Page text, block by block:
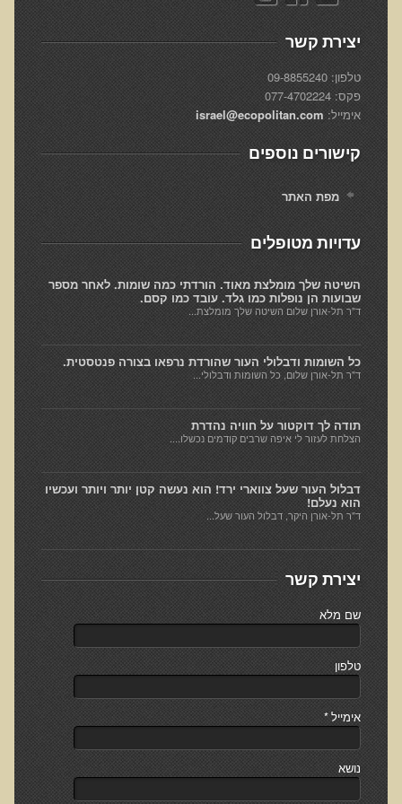
חקר יוחסין חוצה דורות MTTG
דיטוקסיפיקציה של הנפש EMDR
EMDR BSP MTTG
הארגון הישראלי לרפואת שיניים פונקציונאלית
תסמונת הנוירון הוקסי
מחקרים וספרות מדעית
רפואת שיניים ללא כספית ואמלגם
גולשים ממליצים
צור קשר
הסמכה
סדנאות מעמיקות להסמכה
טיהור רעלים
שאלות ותשובות מסדנת טיהור רעלים
רכישת סדנת טיהור רעלים
תגובות ממשתתפי סדנת טיהור רעלים
סודות העיכול
שאלות ותשובות מסדנת סודות העיכול
רכישת סדנת סודות העיכול
חיים ארוכים ובריאים
רכישת סדנת חיים ארוכים ובריאים
פליאו-אנתרופולוגיה ותזונת האדם
נפש בריאה במוח בריא
שאלות ותשובות מסדנת נפש בריאה במוח בריא
רכישת סדנת נפש בריאה במוח בריא
יצירת קשר
טלפון: 09-8855240
פקס: 077-4702224
אימייל: israel@ecopolitan.com
קישורים נוספים
מפת האתר
עדויות מטופלים
השיטה שלך מומלצת מאוד. הורדתי כמה שומות. לאחר מספר
שבועות הן נופלות כמו גלד. עובד כמו קסם.
ד"ר תל-אורן שלום השיטה שלך מומלצת...
כל השומות ודבלולי העור שהורדת נרפאו בצורה פנטסטית.
ד"ר תל-אורן שלום, כל השומות ודבלולי...
תודה לך דוקטור על חוויה נהדרת
הצלחת לעזור לי איפה שרבים קודמים נכשלו....
דבלול העור שעל צווארי ירד! הוא נעשה קטן יותר ויותר ועכשיו
הוא נעלם!
ד"ר תל-אורן היקר, דבלול העור שעל...
יצירת קשר
שם מלא
טלפון
אימייל*
נושא